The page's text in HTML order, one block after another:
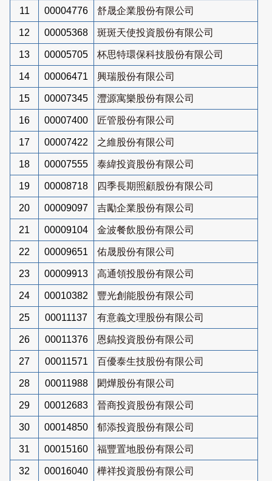
11 00004776 舒晟企業股份有限公司
12 00005368 斑斑天使投資股份有限公司
13 00005705 杯思特環保科技股份有限公司
14 00006471 興瑞股份有限公司
15 00007345 灃源寓樂股份有限公司
16 00007400 匠管股份有限公司
17 00007422 之維股份有限公司
18 00007555 泰緯投資股份有限公司
19 00008718 四季長期照顧股份有限公司
20 00009097 吉勵企業股份有限公司
21 00009104 金波餐飲股份有限公司
22 00009651 佑晟股份有限公司
23 00009913 高通領投股份有限公司
24 00010382 豐光創能股份有限公司
25 00011137 有意義文理股份有限公司
26 00011376 恩鎬投資股份有限公司
27 00011571 百優泰生技股份有限公司
28 00011988 閎燁股份有限公司
29 00012683 晉商投資股份有限公司
30 00014850 郁添投資股份有限公司
31 00015160 福豐置地股份有限公司
32 00016040 樺祥投資股份有限公司